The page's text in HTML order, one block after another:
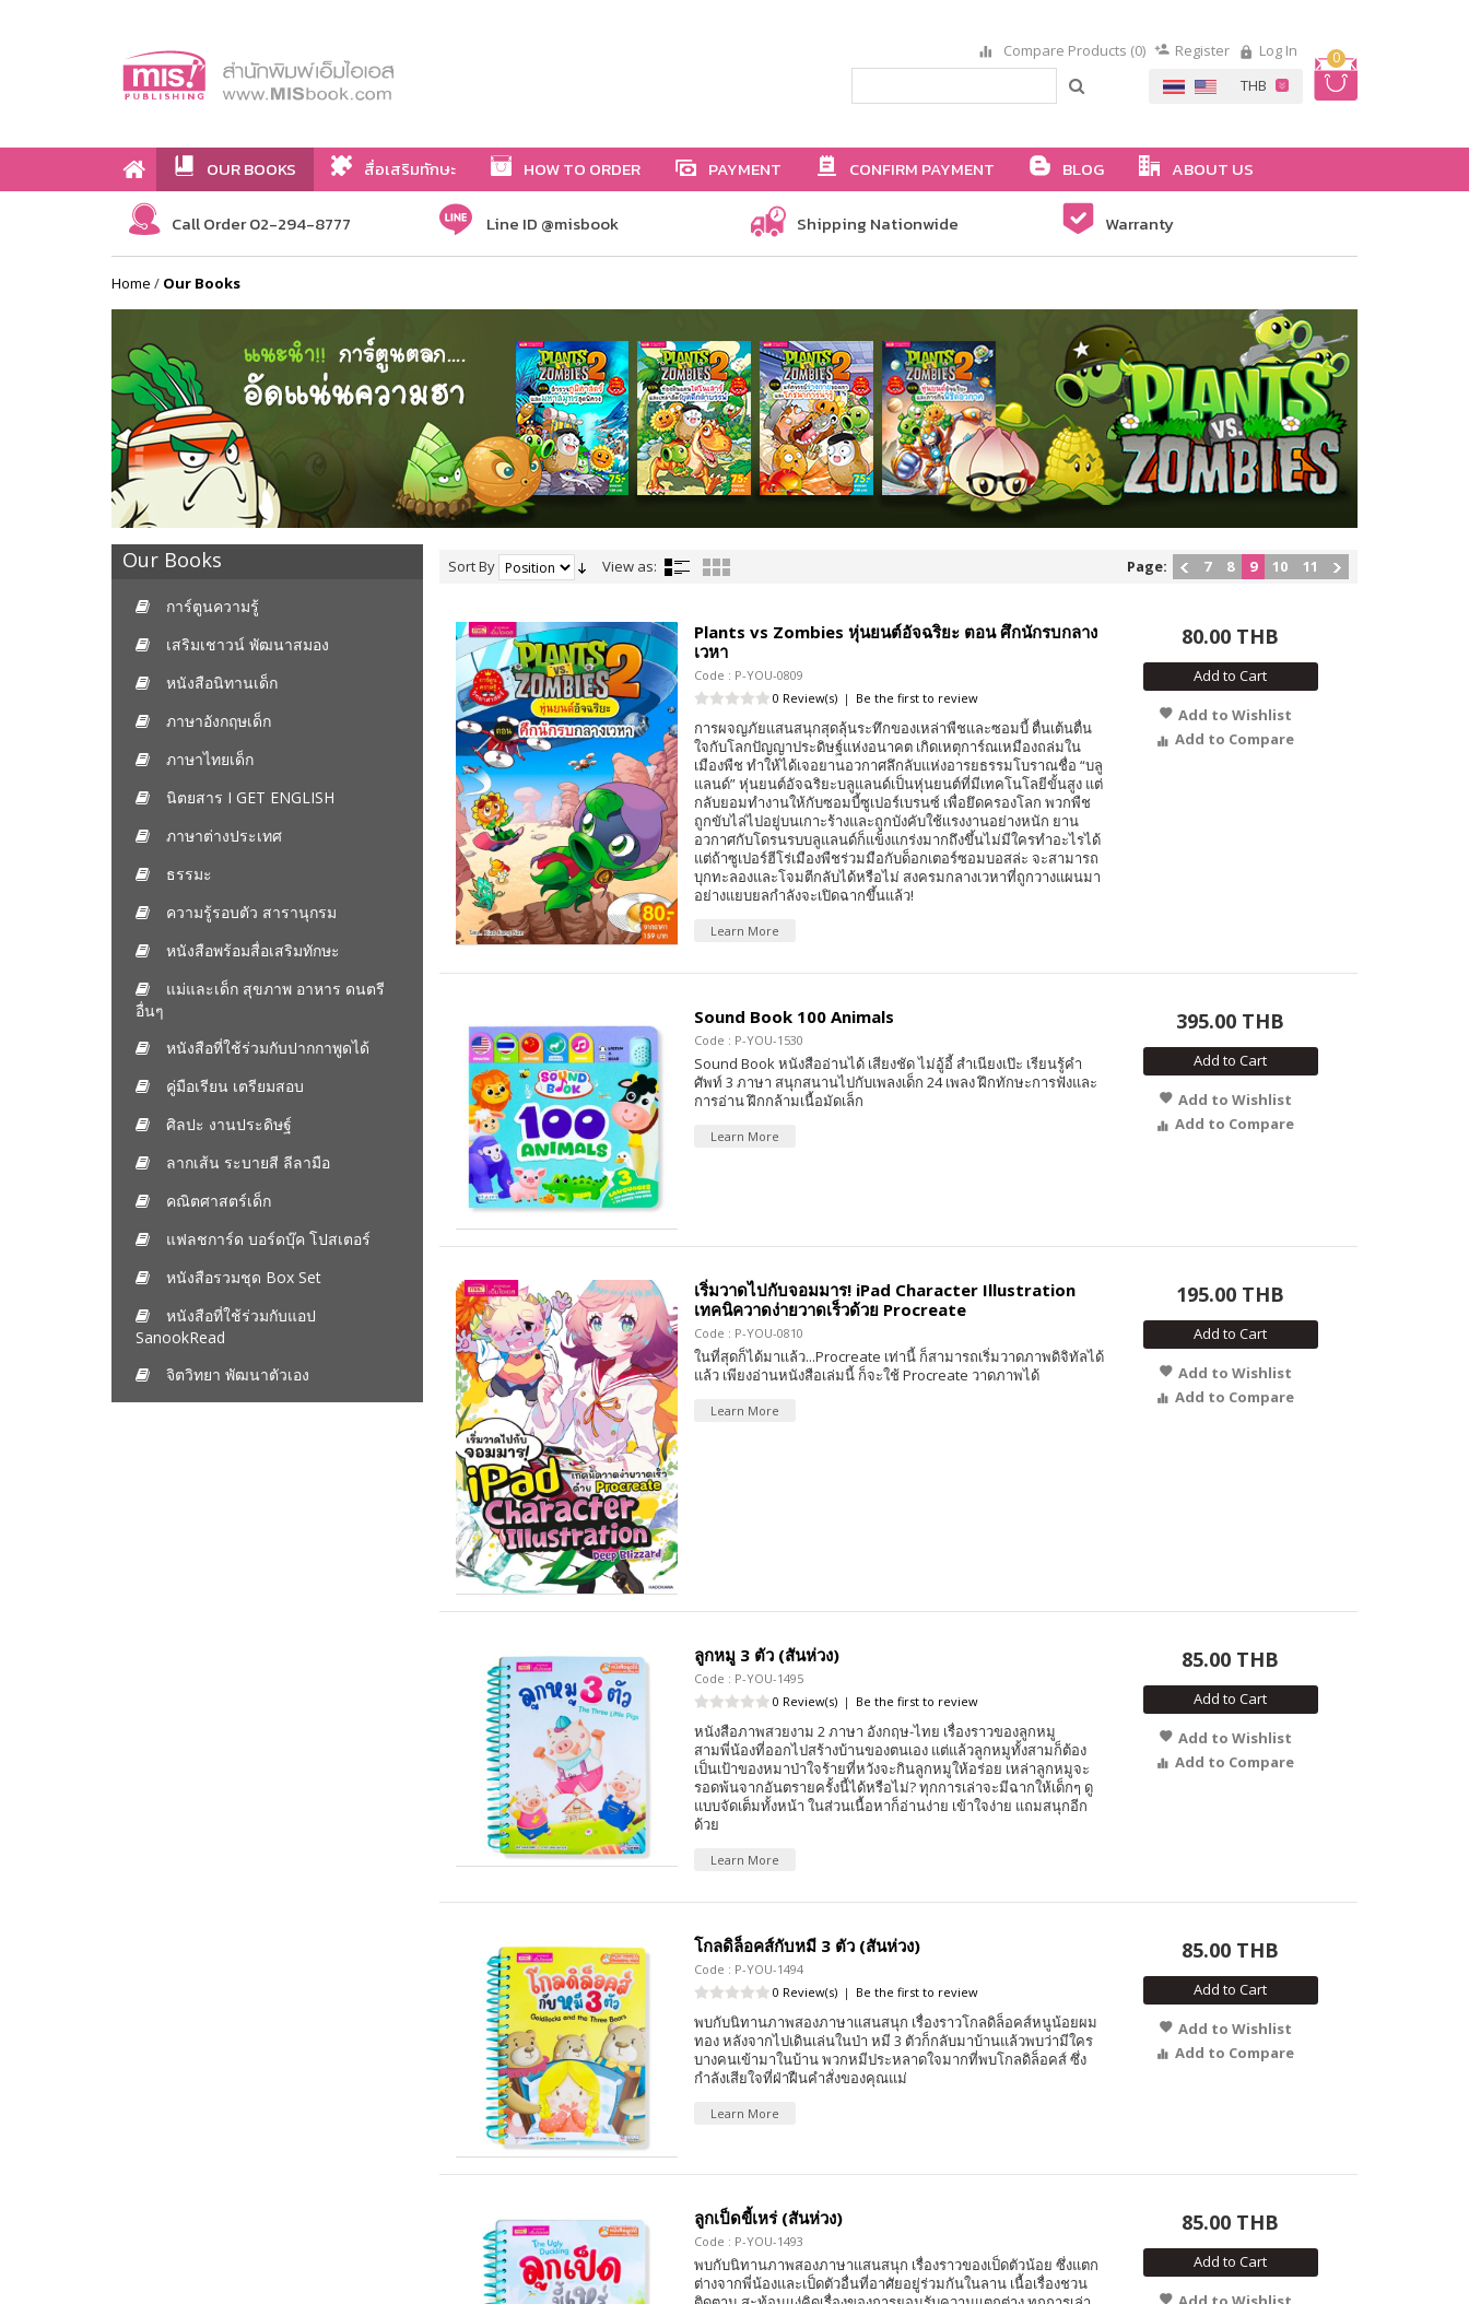
0
Compare Products (0) Register Log In
OUR BOOKS สื่อเสริมทักษะ HOW TO ORDER PAYMENT CONFIRM PAYMENT BLOG ABOUT US
Call Order 02-294-8777 Line ID @misbook Shipping Nationwide Warranty
Home / Our Books
Our Books
การ์ตูนความรู้
เสริมเชาวน์ พัฒนาสมอง
หนังสือนิทานเด็ก
ภาษาอังกฤษเด็ก
ภาษาไทยเด็ก
นิตยสาร I GET ENGLISH
ภาษาต่างประเทศ
ธรรมะ
ความรู้รอบตัว สารานุกรม
หนังสือพร้อมสื่อเสริมทักษะ
แม่และเด็ก สุขภาพ อาหาร ดนตรี
อื่นๆ
หนังสือที่ใช้ร่วมกับปากกาพูดได้
คู่มือเรียน เตรียมสอบ
ศิลปะ งานประดิษฐ์
ลากเส้น ระบายสี ลีลามือ
คณิตศาสตร์เด็ก
แฟลชการ์ด บอร์ดบุ๊ค โปสเตอร์
หนังสือรวมชุด Box Set
หนังสือที่ใช้ร่วมกับแอป
SanookRead
จิตวิทยา พัฒนาตัวเอง
Sort By View as: Page: 7 8 9 10 11
Plants vs Zombies หุ่นยนต์อัจฉริยะ ตอน ศึกนักรบกลาง
เวหา
Code : P-YOU-0809
0 Review(s) | Be the first to review
การผจญภัยแสนสนุกสุดลุ้นระทึกของเหล่าพืชและซอมบี้ ตื่นเต้นตื่น
ใจกับโลกปัญญาประดิษฐ์แห่งอนาคต เกิดเหตุการ์ณเหมืองถล่มใน
เมืองพืช ทำให้ได้เจอยานอวกาศลึกลับแห่งอารยธรรมโบราณชื่อ “บลู
แลนด์” หุ่นยนต์อัจฉริยะบลูแลนด์เป็นหุ่นยนต์ที่มีเทคโนโลยีขั้นสูง แต่
กลับยอมทำงานให้กับซอมบี้ซูเปอร์เบรนซ์ เพื่อยึดครองโลก พวกพืช
ถูกขับไล่ไปอยู่บนเกาะร้างและถูกบังคับใช้เเรงงานอย่างหนัก ยาน
อวกาศกับโดรนรบบลูแลนด์ก็แข็งแกร่งมากถึงขึ้นไม่มีใครทำอะไรได้
แต่ถ้าซูเปอร์ฮีโร่เมืองพืชร่วมมือกับด็อกเตอร์ซอมบอสล่ะ จะสามารถ
บุกทะลองและโจมตีกลับได้หรือไม่ สงครมกลางเวหาที่ถูกวางแผนมา
อย่างแยบยลกำลังจะเปิดฉากขึ้นแล้ว!
Learn More
80.00 THB
Add to Cart
Add to Wishlist
Add to Compare
Sound Book 100 Animals
Code : P-YOU-1530
Sound Book หนังสืออ่านได้ เสียงชัด ไม่อู้อี้ สำเนียงเป๊ะ เรียนรู้คำ
ศัพท์ 3 ภาษา สนุกสนานไปกับเพลงเด็ก 24 เพลง ฝึกทักษะการฟังและ
การอ่าน ฝึกกล้ามเนื้อมัดเล็ก
Learn More
395.00 THB
Add to Cart
Add to Wishlist
Add to Compare
เริ่มวาดไปกับจอมมาร! iPad Character Illustration
เทคนิควาดง่ายวาดเร็วด้วย Procreate
Code : P-YOU-0810
ในที่สุดก็ได้มาเเล้ว...Procreate เท่านี้ ก็สามารถเริ่มวาดภาพดิจิทัลได้
แล้ว เพียงอ่านหนังสือเล่มนี้ ก็จะใช้ Procreate วาดภาพได้
Learn More
195.00 THB
Add to Cart
Add to Wishlist
Add to Compare
ลูกหมู 3 ตัว (สันห่วง)
Code : P-YOU-1495
0 Review(s) | Be the first to review
หนังสือภาพสวยงาม 2 ภาษา อังกฤษ-ไทย เรื่องราวของลูกหมู
สามพี่น้องที่ออกไปสร้างบ้านของตนเอง แต่แล้วลูกหมูทั้งสามก็ต้อง
เป็นเป้าของหมาป่าใจร้ายที่หวังจะกินลูกหมูให้อร่อย เหล่าลูกหมูจะ
รอดพ้นจากอันตรายครั้งนี้ได้หรือไม่? ทุกการเล่าจะมีฉากให้เด็กๆ ดู
แบบจัดเต็มทั้งหน้า ในส่วนเนื้อหาก็อ่านง่าย เข้าใจง่าย แถมสนุกอีก
ด้วย
Learn More
85.00 THB
Add to Cart
Add to Wishlist
Add to Compare
โกลดิล็อคส์กับหมี 3 ตัว (สันห่วง)
Code : P-YOU-1494
0 Review(s) | Be the first to review
พบกับนิทานภาพสองภาษาแสนสนุก เรื่องราวโกลดิล็อคส์หนูน้อยผม
ทอง หลังจากไปเดินเล่นในป่า หมี 3 ตัวก็กลับมาบ้านแล้วพบว่ามีใคร
บางคนเข้ามาในบ้าน พวกหมีประหลาดใจมากที่พบโกลดิล็อคส์ ซึ่ง
กำลังเสียใจที่ฝ่าฝืนคำสั่งของคุณแม่
Learn More
85.00 THB
Add to Cart
Add to Wishlist
Add to Compare
ลูกเป็ดขี้เหร่ (สันห่วง)
Code : P-YOU-1493
พบกับนิทานภาพสองภาษาแสนสนุก เรื่องราวของเป็ดตัวน้อย ซึ่งแตก
ต่างจากพี่น้องและเป็ดตัวอื่นที่อาศัยอยู่ร่วมกันในลาน เนื้อเรื่องชวน
85.00 THB
Add to Cart